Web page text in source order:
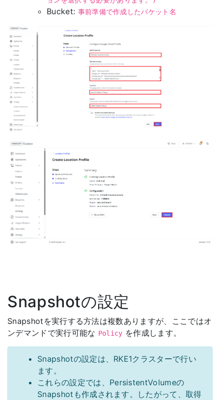
Bucket: 事前準備で作成したバケット名
Snapshotの設定
Snapshotを実行する方法は複数ありますが、ここではオ
ンデマンドで実行可能な Policy を作成します。
Snapshotの設定は、RKE1クラスターで行い
ます。
これらの設定では、PersistentVolumeの
Snapshotも作成されます。したがって、取得